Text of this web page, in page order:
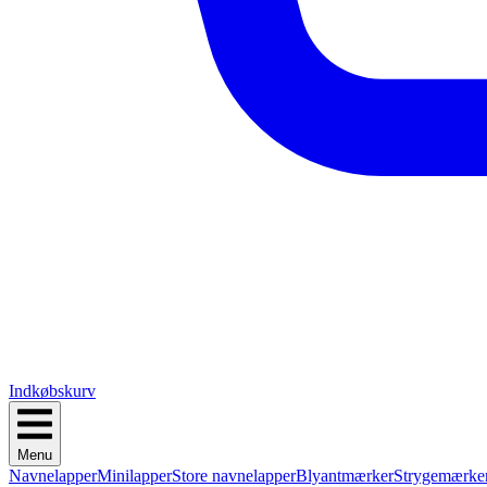
Indkøbskurv
Menu
NavnelapperMinilapperStore navnelapperBlyantmærker